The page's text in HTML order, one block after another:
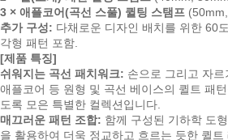
3 × 애플코어(곡선 스풀) 퀼팅 스탬프
추가 구성: 다채로운 디자인 배치를 위한 60
각형 패턴 포함.
[제품 특징]
쉬워지는 곡선 패치워크: 손으로 그리고 자르
애플코어 등 원형 및 곡선 베이스의 퀼트 패
도록 모은 특별한 컬렉션입니다.
매끄러운 패턴 조합: 함께 구성된 기하학 도
을 활용하여 더욱 정교하고 흐르는 듯한 퀼